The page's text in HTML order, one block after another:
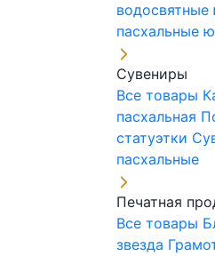
пасхальные
Сувениры
Все товары
пасхальная
статуэтки
пасхальные
Печатная
Все товары
звезда